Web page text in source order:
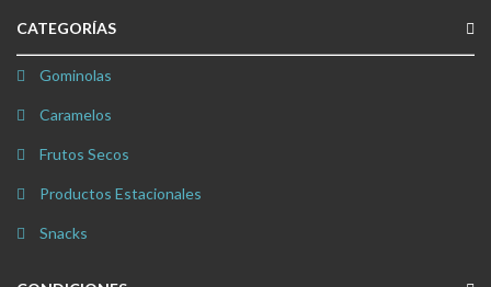
CATEGORÍAS
Gominolas
Caramelos
Frutos Secos
Productos Estacionales
Snacks